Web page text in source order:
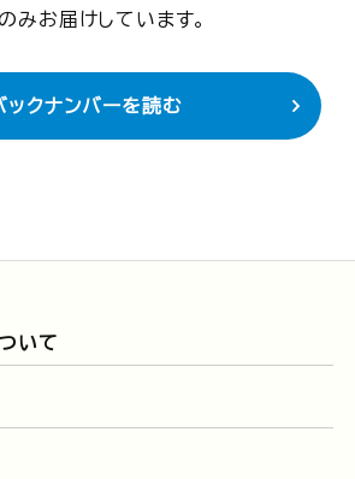
みお届けしています。
ックナンバーを読む
いて